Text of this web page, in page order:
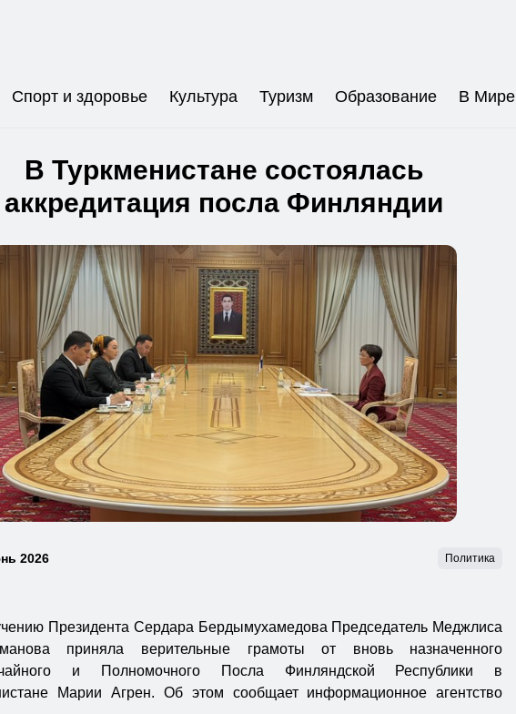
Спорт и здоровье Культура Туризм Образование В Мире
В Туркменистане состоялась
аккредитация посла Финляндии
2026 Политика
Президента Сердара Бердымухамедова Председатель Меджлиса
приняла верительные грамоты от вновь назначенного
и Полномочного Посла Финляндской Республики в
Марии Агрен. Об этом сообщает информационное агентство